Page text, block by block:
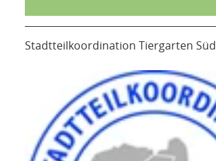
Stadtteilkoordination Tiergarten Süd